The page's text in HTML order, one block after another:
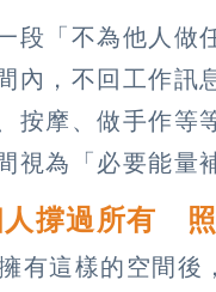
段「不為他人做
內，不回工作訊
按摩、做手作等
視為「必要能量
人撐過所有
有這樣的空間後